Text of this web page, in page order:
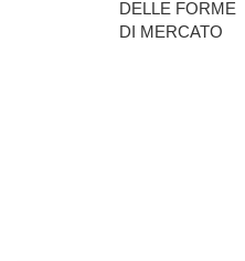
DELLE FORME
DI MERCATO